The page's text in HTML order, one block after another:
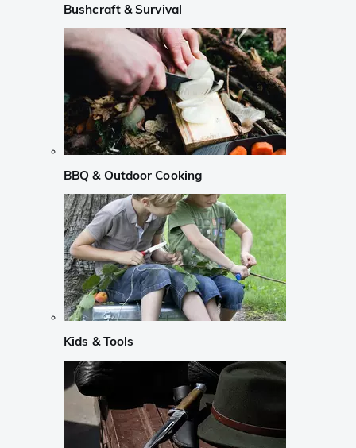
Bushcraft & Survival
BBQ & Outdoor Cooking
Kids & Tools